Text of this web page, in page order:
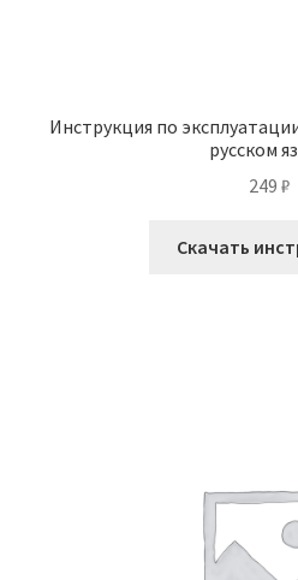
Инструкция по
русском
249 ₽
Скачать